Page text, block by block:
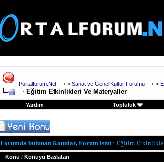
Portalforum.Net > Sanat ve Genel Kültür Forumu >
Eğitim Etkinlikleri Ve Materyaller
Yardım Topluluk
Forumda bulunan Konular, Forum ismi : Eğitim
Konu / Konuyu Başlatan